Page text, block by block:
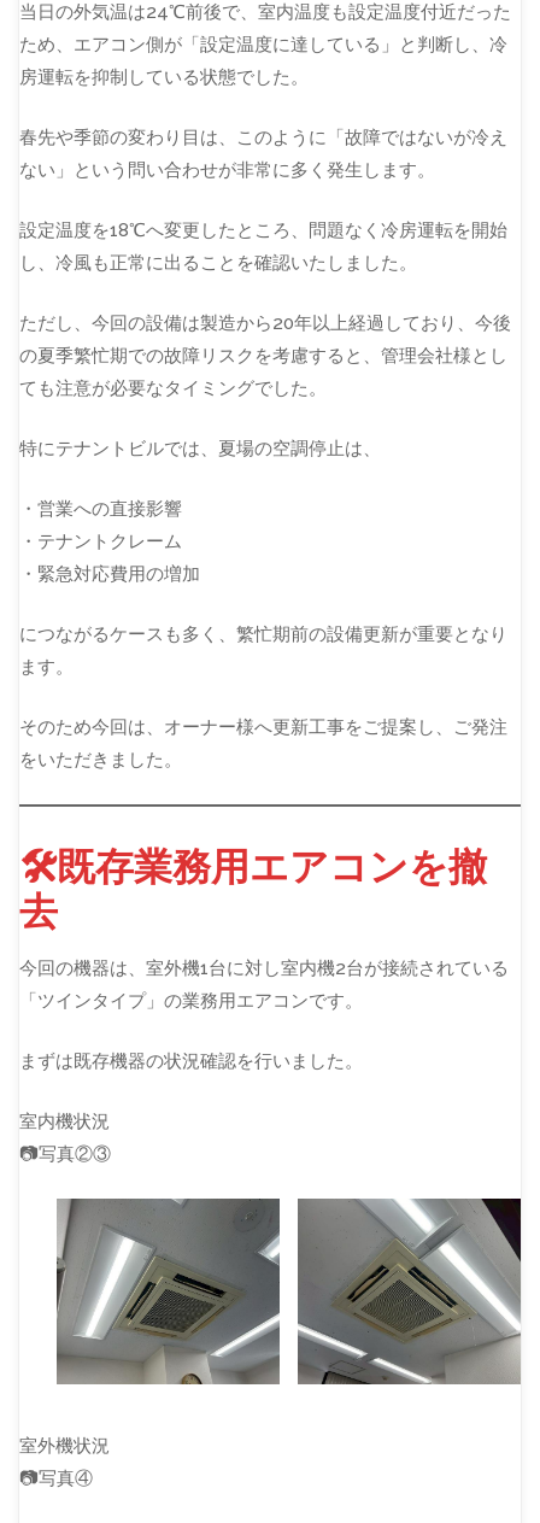
当日の外気温は24℃前後で、室内温度も設定温度付近だった
ため、エアコン側が「設定温度に達している」と判断し、冷
房運転を抑制している状態でした。
春先や季節の変わり目は、このように「故障ではないが冷え
ない」という問い合わせが非常に多く発生します。
設定温度を18℃へ変更したところ、問題なく冷房運転を開始
し、冷風も正常に出ることを確認いたしました。
ただし、今回の設備は製造から20年以上経過しており、今後
の夏季繁忙期での故障リスクを考慮すると、管理会社様とし
ても注意が必要なタイミングでした。
特にテナントビルでは、夏場の空調停止は、
・営業への直接影響
・テナントクレーム
・緊急対応費用の増加
につながるケースも多く、繁忙期前の設備更新が重要となり
ます。
そのため今回は、オーナー様へ更新工事をご提案し、ご発注
をいただきました。
🛠️既存業務用エアコンを撤
去
今回の機器は、室外機1台に対し室内機2台が接続されている
「ツインタイプ」の業務用エアコンです。
まずは既存機器の状況確認を行いました。
室内機状況
📷写真②③
室外機状況
📷写真④